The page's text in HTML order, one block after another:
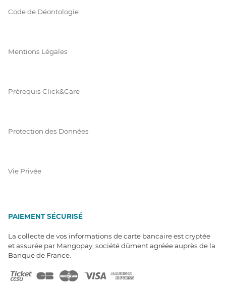
Code de Déontologie
Mentions Légales
Prérequis Click&Care
Protection des Données
Vie Privée
PAIEMENT SÉCURISÉ
La collecte de vos informations de carte bancaire est cryptée
et assurée par Mangopay, société dûment agréée auprès de la
Banque de France.